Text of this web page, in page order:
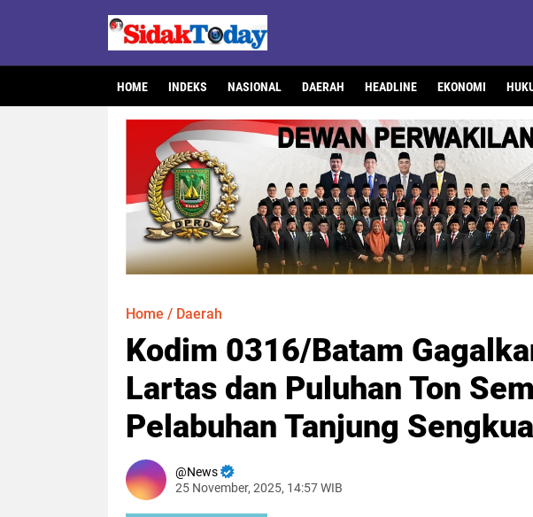
HOME INDEKS NASIONAL DAERAH HEADLINE EKONOMI
Home / Daerah
Kodim 0316/Batam
Lartas dan Puluhan Ton
Pelabuhan Tanjung
News
25 November, 2025, 14:57 WIB